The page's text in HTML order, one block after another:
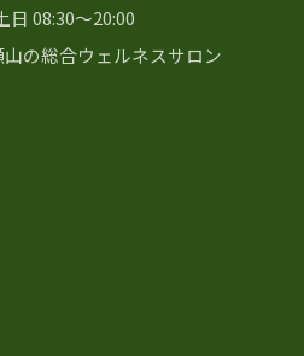
日 08:30〜20:00
の総合ウェルネスサロン